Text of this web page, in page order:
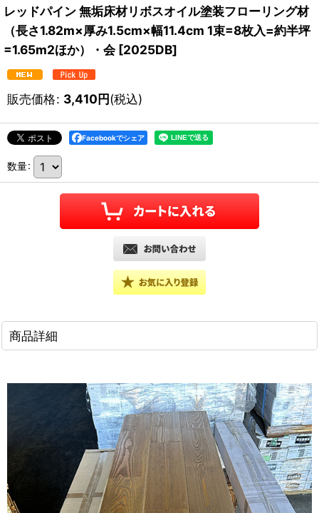
レッドパイン 無垢床材リボスオイル塗装フローリング材
（長さ1.82m×厚み1.5cm×幅11.4cm 1束=8枚入=約半坪
=1.65m2ほか）・会 [2025DB]
販売価格: 3,410円(税込)
Facebookでシェア
数量:
商品詳細